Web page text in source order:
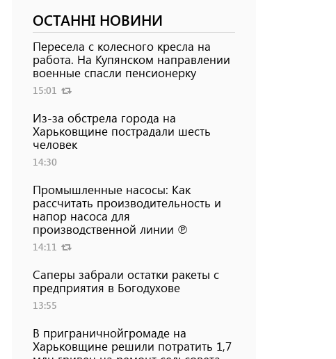
ОСТАННІ НОВИНИ
Пересела с колесного кресла на
работа. На Купянском направлении
военные спасли пенсионерку
15:01
Из-за обстрела города на
Харьковщине пострадали шесть
человек
14:30
Промышленные насосы: Как
рассчитать производительность и
напор насоса для
производственной линии ℗
14:11
Саперы забрали остатки ракеты с
предприятия в Богодухове
13:55
В приграничнойгромаде на
Харьковщине решили потратить 1,7